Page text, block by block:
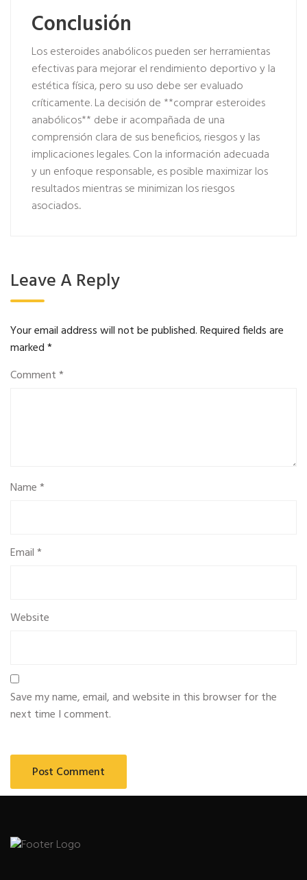
Conclusión
Los esteroides anabólicos pueden ser herramientas
efectivas para mejorar el rendimiento deportivo y la
estética física, pero su uso debe ser evaluado
críticamente. La decisión de **comprar esteroides
anabólicos** debe ir acompañada de una
comprensión clara de sus beneficios, riesgos y las
implicaciones legales. Con la información adecuada
y un enfoque responsable, es posible maximizar los
resultados mientras se minimizan los riesgos
asociados..
Leave A Reply
Your email address will not be published.Required fields are
marked*
Comment*
Name*
Email*
Website
Save my name, email, and website in this browser for the
next time I comment.